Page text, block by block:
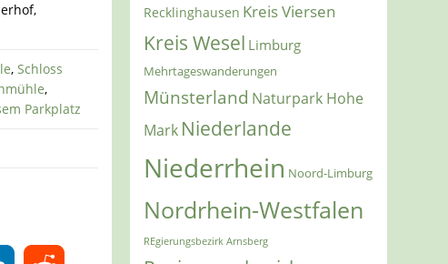
,Schloss
,
Parkplatz
Recklinghausen Kreis Viersen
Kreis Wesel Limburg
Mehrtageswanderungen
Münsterland Naturpark Hohe
Mark Niederlande
Niederrhein Noord-Limburg
Nordrhein-Westfalen
REgierungsbezirk Arnsberg